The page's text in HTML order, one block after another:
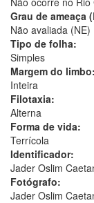
Grau de ameaça
Não avaliada (NE)
Tipo de folha:
Simples
Margem do limbo:
Inteira
Filotaxia:
Alterna
Forma de vida:
Terrícola
Identificador:
Jader Oslim
Fotógrafo:
Jader Oslim